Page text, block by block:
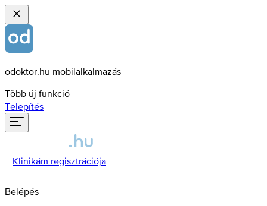
odoktor.hu mobilalkalmazás
Több új funkció
Telepítés
Klinikám regisztrációja
Belépés